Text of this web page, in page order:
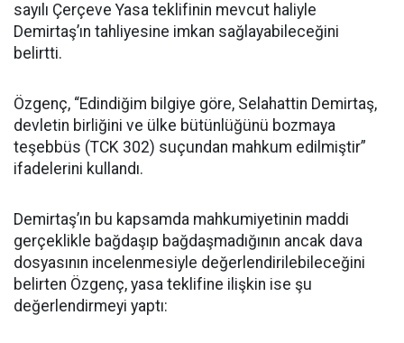
sayılı Çerçeve Yasa teklifinin mevcut haliyle
Demirtaş’ın tahliyesine imkan sağlayabileceğini
belirtti.
Özgenç, “Edindiğim bilgiye göre, Selahattin Demirtaş,
devletin birliğini ve ülke bütünlüğünü bozmaya
teşebbüs (TCK 302) suçundan mahkum edilmiştir”
ifadelerini kullandı.
Demirtaş’ın bu kapsamda mahkumiyetinin maddi
gerçeklikle bağdaşıp bağdaşmadığının ancak dava
dosyasının incelenmesiyle değerlendirilebileceğini
belirten Özgenç, yasa teklifine ilişkin ise şu
değerlendirmeyi yaptı: